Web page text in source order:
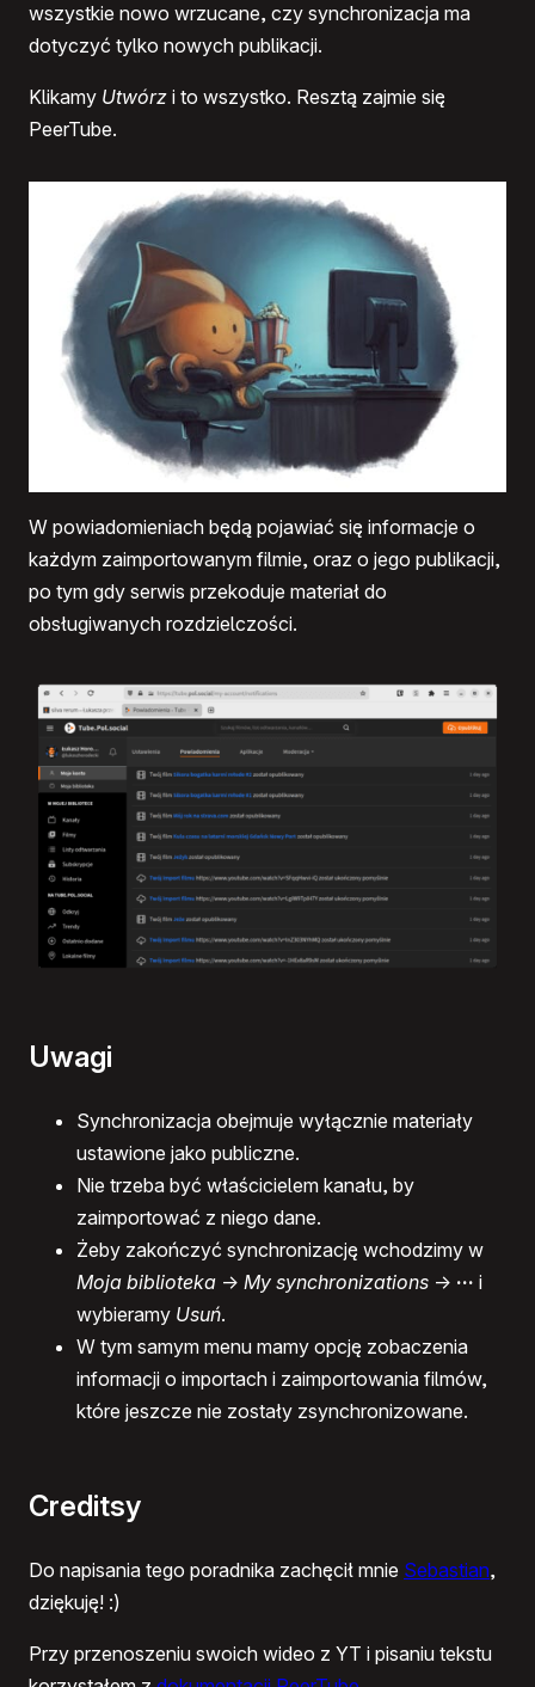
wszystkie nowo wrzucane, czy synchronizacja ma
dotyczyć tylko nowych publikacji.
Klikamy Utwórz i to wszystko. Resztą zajmie się
PeerTube.
W powiadomieniach będą pojawiać się informacje o
każdym zaimportowanym filmie, oraz o jego publikacji,
po tym gdy serwis przekoduje materiał do
obsługiwanych rozdzielczości.
Uwagi
Synchronizacja obejmuje wyłącznie materiały
ustawione jako publiczne.
Nie trzeba być właścicielem kanału, by
zaimportować z niego dane.
Żeby zakończyć synchronizację wchodzimy w
Moja biblioteka -> My synchronizations -> ··· i
wybieramy Usuń.
W tym samym menu mamy opcję zobaczenia
informacji o importach i zaimportowania filmów,
które jeszcze nie zostały zsynchronizowane.
Creditsy
Do napisania tego poradnika zachęcił mnie Sebastian,
dziękuję! :)
Przy przenoszeniu swoich wideo z YT i pisaniu tekstu